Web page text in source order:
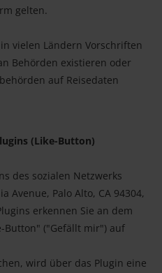
gelten.
vielen Ländern Vorschriften
Behörden existieren oder
auf Reisedaten
(Like-Button)
des sozialen Netzwerks
Avenue, Palo Alto, CA 94304,
erkennen Sie an dem
Button" ("Gefällt mir") auf
wird über das Plugin eine